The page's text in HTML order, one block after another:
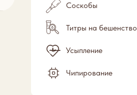
Соскобы
Титры на бешенство
Усыпление
Чипирование